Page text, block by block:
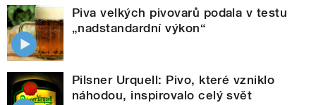
Piva velkých pivovarů podala v testu
„nadstandardní výkon“
Pilsner Urquell: Pivo, které vzniklo
náhodou, inspirovalo celý svět